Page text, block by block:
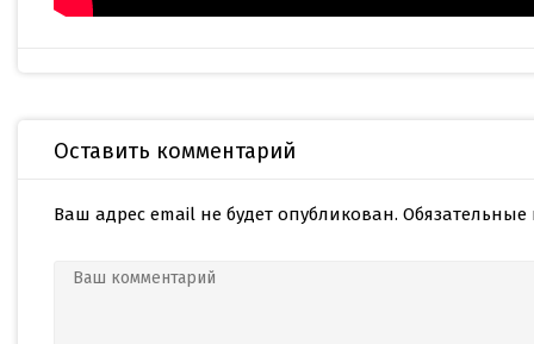
Оставить комментарий
Ваш адрес email не будет опубликован.